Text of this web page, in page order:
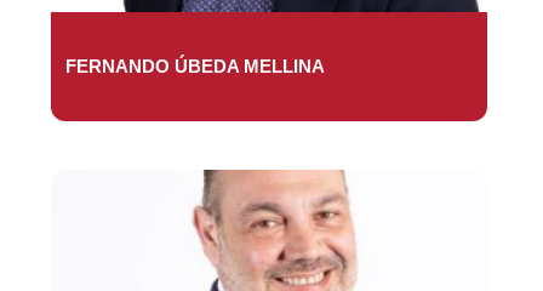
FERNANDO ÚBEDA MELLINA